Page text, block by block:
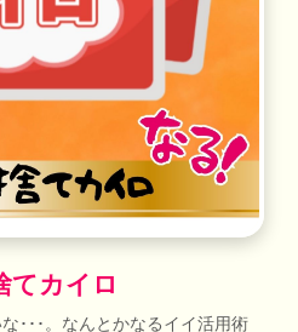
てカイロ
･･･。なんとかなるイイ活用術